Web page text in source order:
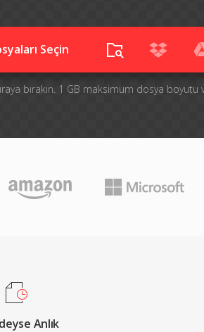
Seçin
bırakın. 1 GB maksimum dosya boyutu
Anlık